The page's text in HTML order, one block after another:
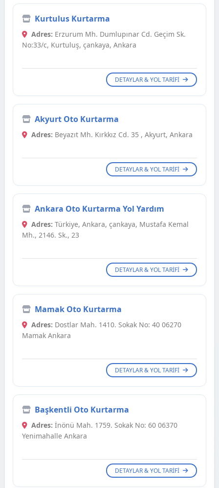
Kurtulus Kurtarma
Adres: Erzurum Mh. Dumlupınar Cd. Geçim Sk.
No:33/c, Kurtuluş, çankaya, Ankara
DETAYLAR & YOL TARIFI
Akyurt Oto Kurtarma
Adres: Beyazıt Mh. Kırkkız Cd. 35 , Akyurt, Ankara
DETAYLAR & YOL TARIFI
Ankara Oto Kurtarma Yol Yardım
Adres: Türkiye, Ankara, çankaya, Mustafa Kemal
Mh., 2146. Sk., 23
DETAYLAR & YOL TARIFI
Mamak Oto Kurtarma
Adres: Dostlar Mah. 1410. Sokak No: 40 06270
Mamak Ankara
DETAYLAR & YOL TARIFI
Başkentli Oto Kurtarma
Adres: İnönü Mah. 1759. Sokak No: 60 06370
Yenimahalle Ankara
DETAYLAR & YOL TARIFI